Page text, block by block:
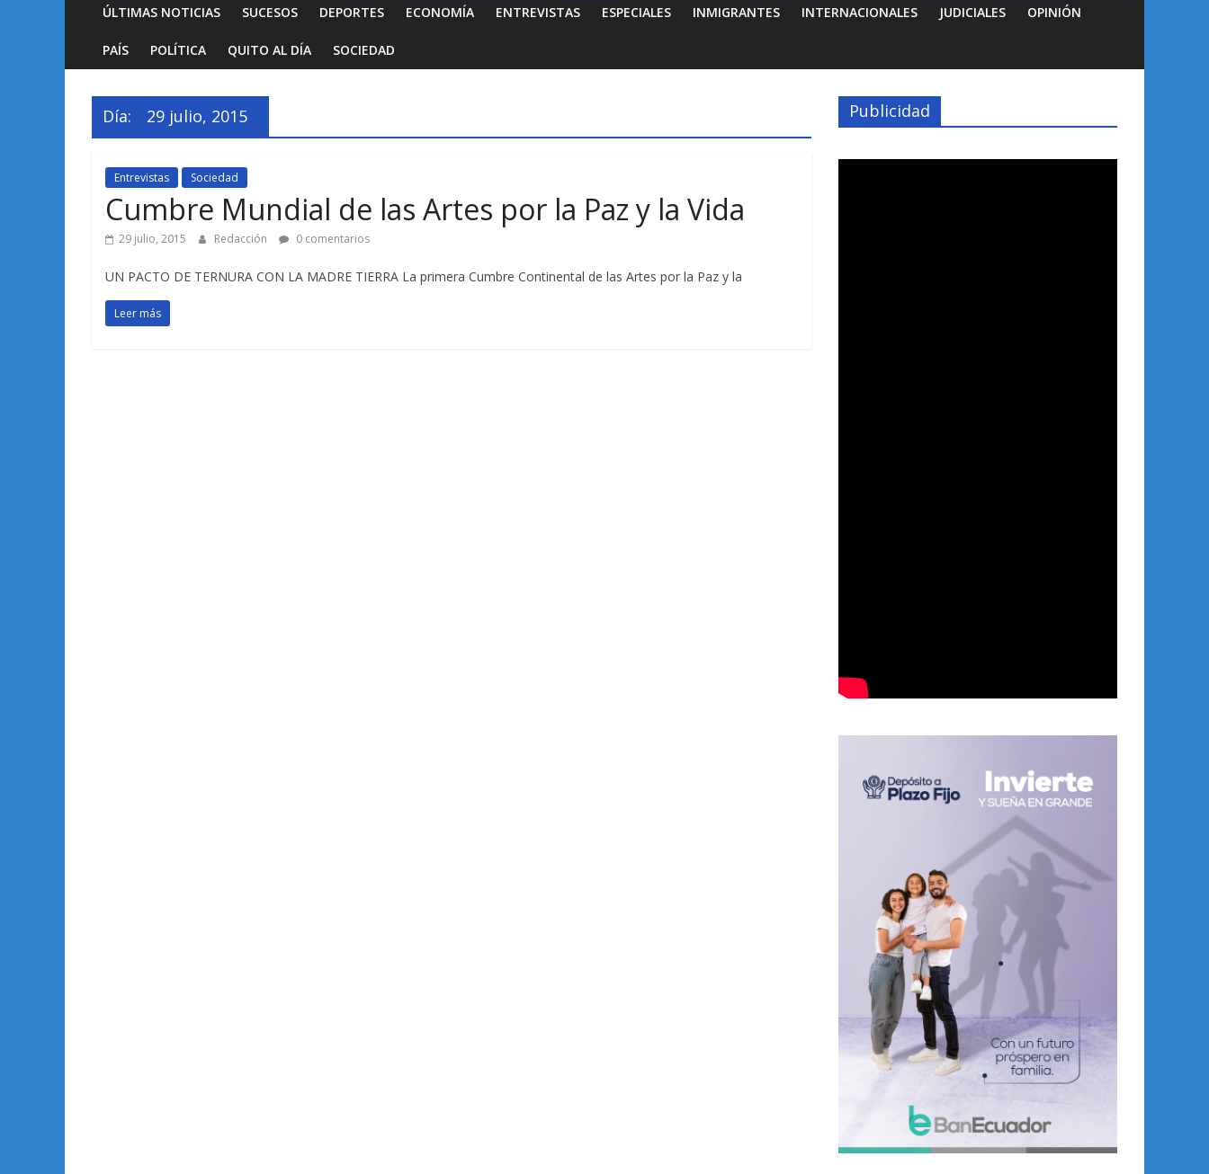
ÚLTIMAS NOTICIAS SUCESOS DEPORTES ECONOMÍA ENTREVISTAS ESPECIALES INMIGRANTES INTERNACIONALES JUDICIALES OPINIÓN
PAÍS POLÍTICA QUITO AL DÍA SOCIEDAD
Día: 29 julio, 2015
Entrevistas Sociedad
Cumbre Mundial de las Artes por la Paz y la Vida
29 julio, 2015 Redacción 0 comentarios
UN PACTO DE TERNURA CON LA MADRE TIERRA La primera Cumbre Continental de las Artes por la Paz y la
Leer más
Publicidad